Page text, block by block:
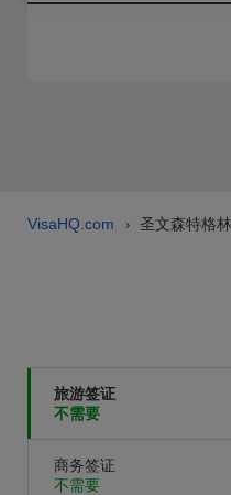
VisaHQ.com › 圣文森特格
旅游签证
不需要
商务签证
不需要